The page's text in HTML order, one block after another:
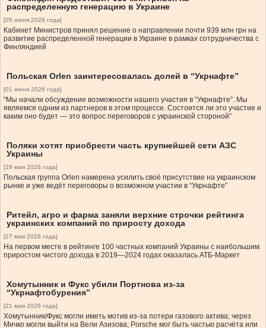
распределенную генерацию в Украине
[05 июня 2026 года]
Кабинет Министров принял решение о направлении почти 939 млн грн на
развитие распределенной генерации в Украине в рамках сотрудничества с
Финляндией
Польская Orlen заинтересовалась долей в “Укрнафте”
[01 июня 2026 года]
“Мы начали обсуждение возможности нашего участия в “Укрнафте”. Мы
являемся одним из партнеров в этом процессе. Состоится ли это участие и
каким оно будет — это вопрос переговоров с украинской стороной”
Поляки хотят приобрести часть крупнейшей сети АЗС
Украины
[29 мая 2026 года]
Польская группа Orlen намерена усилить своё присутствие на украинском
рынке и уже ведёт переговоры о возможном участии в “Укрнафте”
Ритейл, агро и фарма заняли верхние строчки рейтинга
украинских компаний по приросту дохода
[27 мая 2026 года]
На первом месте в рейтинге 100 частных компаний Украины с наибольшим
приростом чистого дохода в 2019—2024 годах оказалась АТБ-Маркет
Хомутынник и Фукс убили Портнова из-за
“Укрнафтобурения”
[21 мая 2026 года]
Хомутынник/Фукс могли иметь мотив из-за потери газового актива; через
Мичко могли выйти на Вели Азизова; Porsche мог быть частью расчёта или